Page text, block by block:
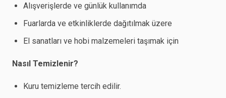
Alışverişlerde ve günlük kullanımda
Fuarlarda ve etkinliklerde dağıtılmak üzere
El sanatları ve hobi malzemeleri taşımak için
Nasıl Temizlenir?
Kuru temizleme tercih edilir.